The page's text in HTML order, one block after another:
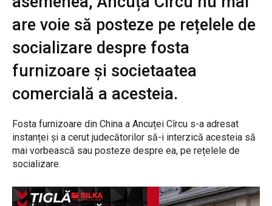
are voie să posteze pe rețelele de
socializare despre fosta
furnizoare și societaatea
comercială a acesteia.
Fosta furnizoare din China a Ancuței Cîrcu s-a adresat
instanței și a cerut judecătorilor să-i interzică acesteia să
mai vorbească sau posteze despre ea, pe rețelele de
socializare.